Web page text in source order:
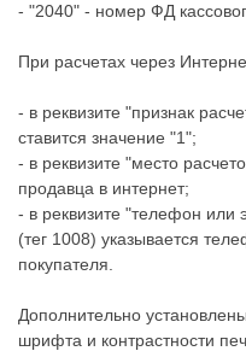
- "2040" - номер ФД
При расчетах через
- в реквизите "признак
ставится значение "1";
- в реквизите "место
продавца в интернет;
- в реквизите "телефон или
(тег 1008) указывается
покупателя.
Дополнительно
шрифта и контрастности